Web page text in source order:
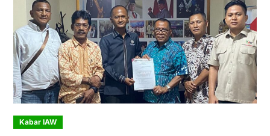
Kabar IAW